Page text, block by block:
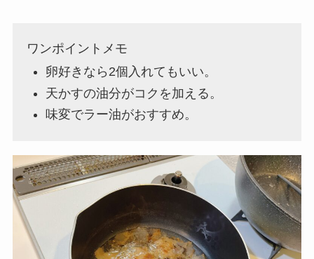
ワンポイントメモ
卵好きなら2個入れてもいい。
天かすの油分がコクを加える。
味変でラー油がおすすめ。